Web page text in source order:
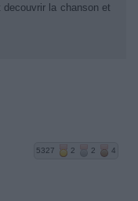
la chanson et
5327 2 2 4